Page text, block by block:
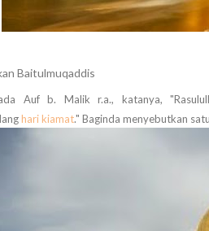
Baitulmuqaddis
Auf b. Malik r.a., katanya,
hari kiamat." Baginda menyebutkan